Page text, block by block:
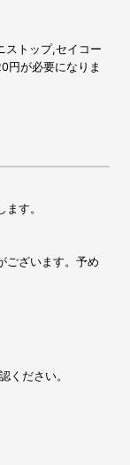
ストップ,セイコー
円が必要になりま
す。
ございます。予め
ください。